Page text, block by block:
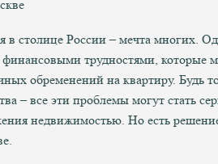
в столице России – мечта многих.
финансовыми трудностями, которые
обременений на квартиру. Будь
– все эти проблемы могут стать
недвижимостью. Но есть